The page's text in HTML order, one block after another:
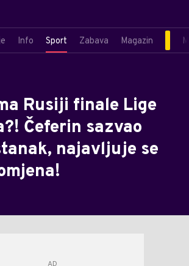
Info Sport Zabava Magazin
Rusiji finale Lige
Čeferin sazvao
najavljuje se